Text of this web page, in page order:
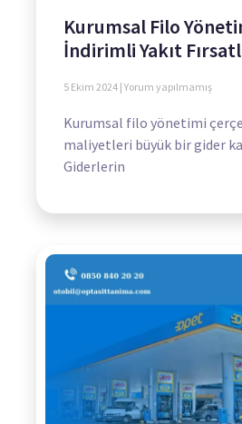
Kurumsal Filo
İndirimli Yakıt
5 Ekim 2024 Yorum yapılmamış
Kurumsal filo yönetimi
maliyetleri büyük bir gider
Giderlerin